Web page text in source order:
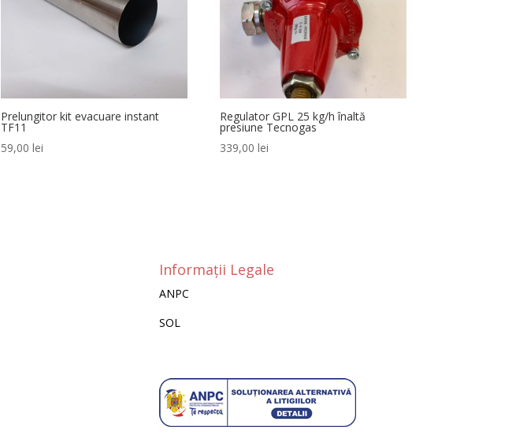
Prelungitor kit evacuare instant
TF11
59,00lei
Regulator GPL 25 kg/h înaltă
presiune Tecnogas
339,00lei
Informații Legale
ANPC
SOL